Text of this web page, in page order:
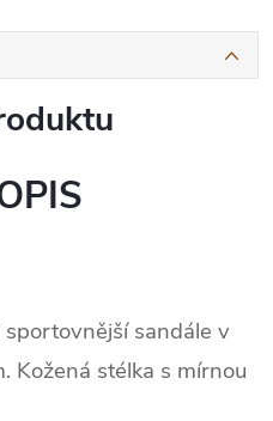
sandále v
Kožená stélka s mírnou